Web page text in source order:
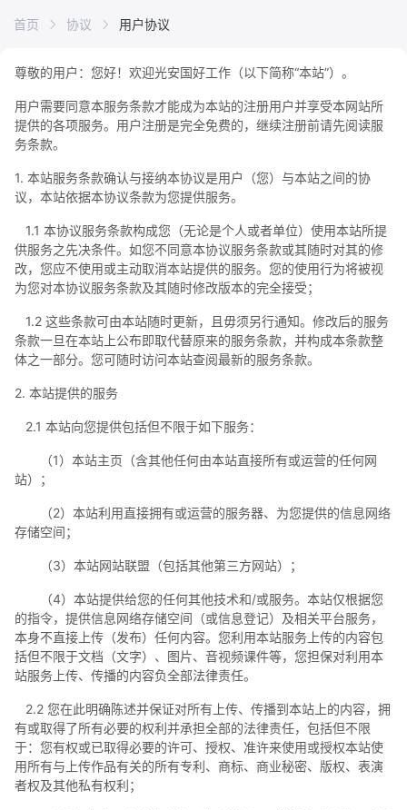
首页 协议 用户协议
尊敬的用户：您好！欢迎光安国好工作（以下简称“本站”）。
用户需要同意本服务条款才能成为本站的注册用户并享受本网站所
提供的各项服务。用户注册是完全免费的，继续注册前请先阅读服
务条款。
1. 本站服务条款确认与接纳本协议是用户（您）与本站之间的协
议，本站依据本协议条款为您提供服务。
1.1 本协议服务条款构成您（无论是个人或者单位）使用本站所提
供服务之先决条件。如您不同意本协议服务条款或其随时对其的修
改，您应不使用或主动取消本站提供的服务。您的使用行为将被视
为您对本协议服务条款及其随时修改版本的完全接受；
1.2 这些条款可由本站随时更新，且毋须另行通知。修改后的服务
条款一旦在本站上公布即取代替原来的服务条款，并构成本条款整
体之一部分。您可随时访问本站查阅最新的服务条款。
2. 本站提供的服务
2.1 本站向您提供包括但不限于如下服务：
（1）本站主页（含其他任何由本站直接所有或运营的任何网
站）；
（2）本站利用直接拥有或运营的服务器、为您提供的信息网络
存储空间；
（3）本站网站联盟（包括其他第三方网站）；
（4）本站提供给您的任何其他技术和/或服务。本站仅根据您
的指令，提供信息网络存储空间（或信息登记）及相关平台服务，
本身不直接上传（发布）任何内容。您利用本站服务上传的内容包
括但不限于文档（文字）、图片、音视频课件等，您担保对利用本
站服务上传、传播的内容负全部法律责任。
2.2 您在此明确陈述并保证对所有上传、传播到本站上的内容，拥
有或取得了所有必要的权利并承担全部的法律责任，包括但不限
于：您有权或已取得必要的许可、授权、准许来使用或授权本站使
用所有与上传作品有关的所有专利、商标、商业秘密、版权、表演
者权及其他私有权利；